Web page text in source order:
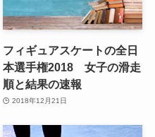
フィギュアスケートの全日
本選手権2018 女子の滑走
順と結果の速報
2018年12月21日